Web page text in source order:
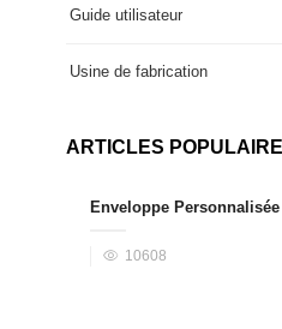
Guide utilisateur
Usine de fabrication
ARTICLES
Enveloppe
10608